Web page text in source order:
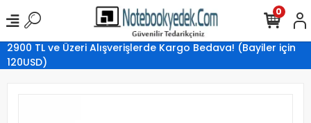
2900 TL ve Üzeri Alışverişlerde Kargo Bedava! (Bayiler için
120USD)
0